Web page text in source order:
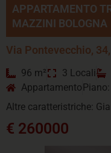
APPARTAMENTO
MAZZINI BOLOGNA
Via Pontevecchio,
96 m² 3 Locali
Appartamento
Altre caratteristriche:
€ 260000